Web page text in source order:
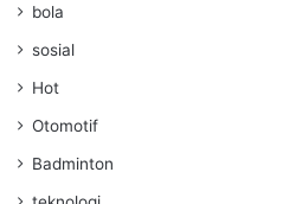
bola
sosial
Hot
Otomotif
Badminton